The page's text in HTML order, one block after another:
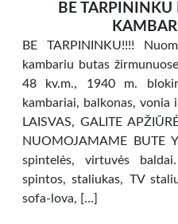
BE
BE TARPININKU!!!!
kambariu butas
48 kv.m., 1940 m.
kambariai, balkonas, vonia
LAISVAS, GALITE
NUOMOJAMAME BUTE
spintelės, virtuvės
spintos, staliukas, TV
sofa-lova, […]